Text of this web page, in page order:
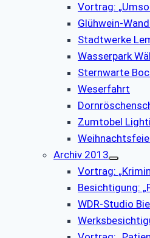
Vortrag:
Glühwein-
Stadtwerke
Wasserpark
Sternwarte
Weserfahrt
Zumtobel
Archiv 2013
Vortrag:
Besichtigung:
WDR-Studio